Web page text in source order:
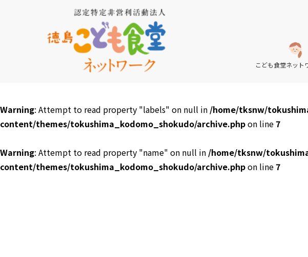
こども食堂ネット
Warning: Attempt to read property "labels" on null in /home/tksnw/
content/themes/tokushima_kodomo_shokudo/archive.phpon line7
Warning: Attempt to read property "name" on null in /home/tksnw/
content/themes/tokushima_kodomo_shokudo/archive.phpon line7